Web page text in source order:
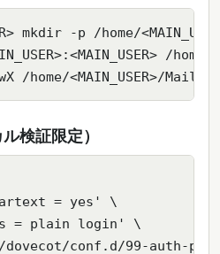
mkdir -p /home/
/
/home/<MAIN_USER>/Maildir
検証限定）
= yes' \
= plain login' \
dovecot/conf.d/99-auth-